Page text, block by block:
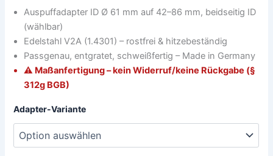
Auspuffadapter ID Ø 61 mm auf 42–86 mm, beidseitig ID
(wählbar)
Edelstahl V2A (1.4301) – rostfrei & hitzebeständig
Passgenau, entgratet, schweißfertig – Made in Germany
⚠️ Maßanfertigung – kein Widerruf/keine Rückgabe (§
312g BGB)
Adapter-Variante